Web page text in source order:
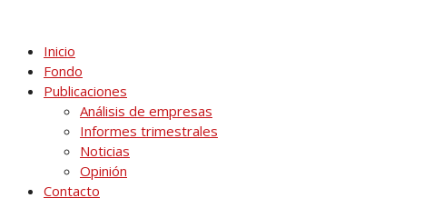
contenido
Inicio
Fondo
Publicaciones
Análisis de empresas
Informes trimestrales
Noticias
Opinión
Contacto